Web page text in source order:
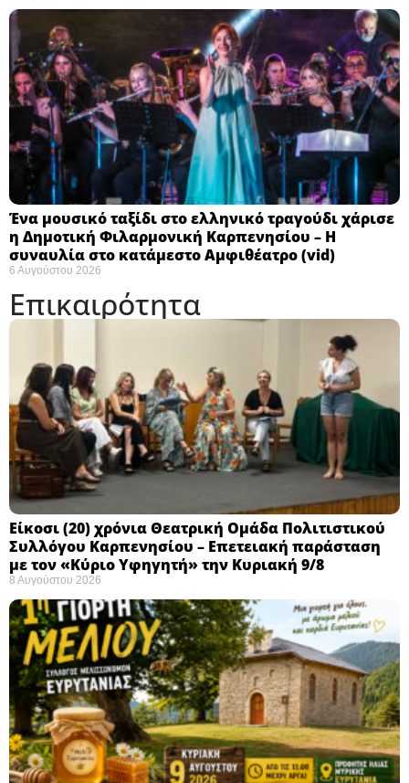
Ένα μουσικό ταξίδι στο ελληνικό τραγούδι χάρισε
η Δημοτική Φιλαρμονική Καρπενησίου – Η
συναυλία στο κατάμεστο Αμφιθέατρο (vid)
6 Αυγούστου 2026
Επικαιρότητα
Eίκοσι (20) χρόνια Θεατρική Ομάδα Πολιτιστικού
Συλλόγου Καρπενησίου – Επετειακή παράσταση
με τον «Κύριο Υφηγητή» την Κυριακή 9/8
8 Αυγούστου 2026